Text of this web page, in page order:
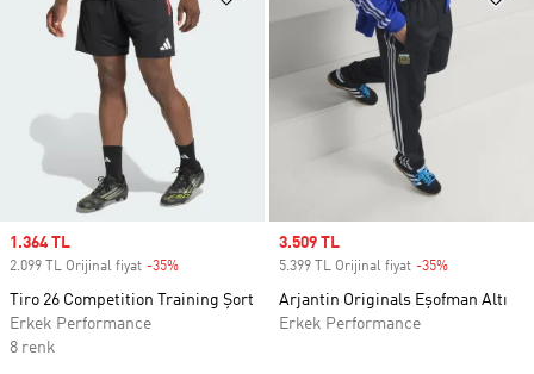
Sale price
1.364 TL
2.099 TL Orijinal fiyat -35%
Tiro 26 Competition Training Şort
Erkek Performance
8 renk
Sale price
3.509 TL
5.399 TL Orijinal fiyat -35%
Arjantin Originals Eşofman Altı
Erkek Performance